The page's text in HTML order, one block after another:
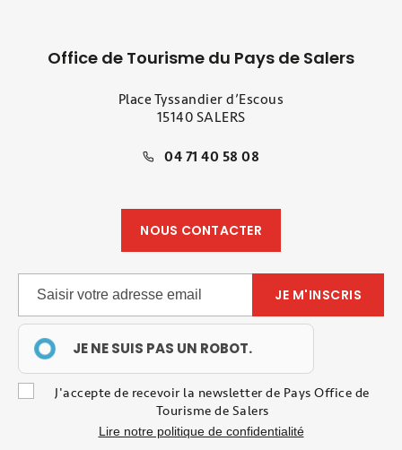
Office de Tourisme du Pays de Salers
Place Tyssandier d’Escous
15140 SALERS
04 71 40 58 08
NOUS CONTACTER
JE NE SUIS PAS UN ROBOT.
J'accepte de recevoir la newsletter de Pays Office de
Tourisme de Salers
Lire notre politique de confidentialité